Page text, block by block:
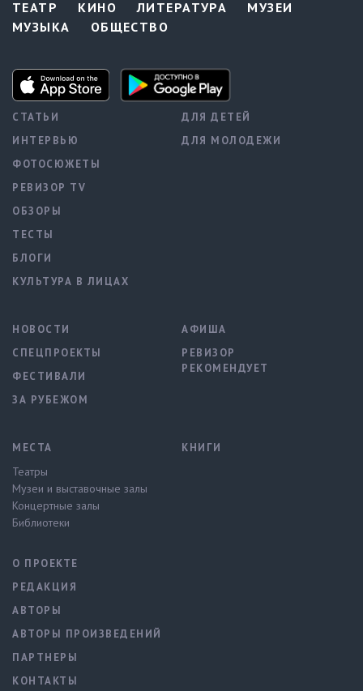
ТЕАТР КИНО ЛИТЕРАТУРА
МУЗЕИ
МУЗЫКА
ОБЩЕСТВО
СТАТЬИ
ИНТЕРВЬЮ
ФОТОСЮЖЕТЫ
РЕВИЗОР TV
ОБЗОРЫ
ТЕСТЫ
БЛОГИ
КУЛЬТУРА В ЛИЦАХ
ДЛЯ ДЕТЕЙ
ДЛЯ МОЛОДЕЖИ
НОВОСТИ
СПЕЦПРОЕКТЫ
ФЕСТИВАЛИ
ЗА РУБЕЖОМ
АФИША
РЕВИЗОР
РЕКОМЕНДУЕТ
МЕСТА
Театры
Музеи и выставочные залы
Концертные залы
Библиотеки
КНИГИ
О ПРОЕКТЕ
РЕДАКЦИЯ
АВТОРЫ
АВТОРЫ ПРОИЗВЕДЕНИЙ
ПАРТНЕРЫ
КОНТАКТЫ